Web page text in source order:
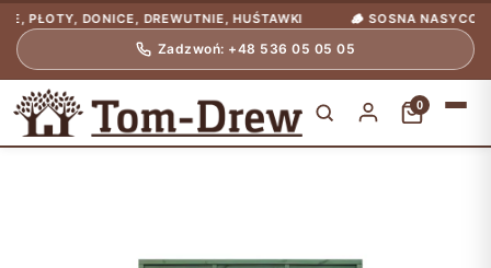
DONICE, DREWUTNIE, HUŚTAWKI 🪵 SOSNA NASYCONA
Zadzwoń: +48 536 05 05 05
0